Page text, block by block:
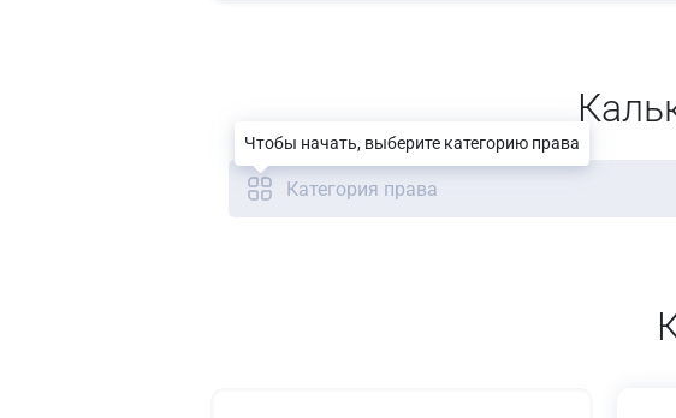
Категория права
Чтобы начать, выберите категорию права